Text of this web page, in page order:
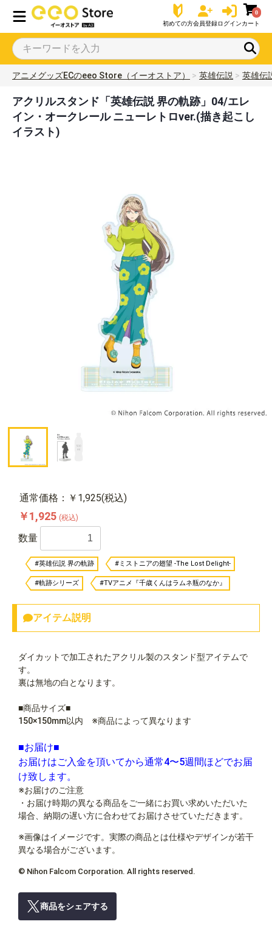
初めての方会員登録ログイン
0
カート
アニメグッズECのeeo Store（イーオストア） 英雄伝説 英雄伝
アクリルスタンド「英雄伝説 界の軌跡」04/エレ
イン・オークレール ニューレトロver.(描き起こし
イラスト)
通常価格：￥1,925(税込)
￥1,925 (税込)
数量
#英雄伝説 界の軌跡 #ミストニアの翅望 -The Lost Delight-
#軌跡シリーズ #TVアニメ『千歳くんはラムネ瓶のなか』
アイテム説明
ダイカットで加工されたアクリル製のスタンド型アイテムで
す。
裏は無地の白となります。
■商品サイズ■
150×150mm以内 ※商品によって異なります
■お届け■
お届けはご入金を頂いてから通常4〜5週間ほどでお届
け致します。
※お届けのご注意
・お届け時期の異なる商品をご一緒にお買い求めいただいた
場合、納期の遅い方に合わせてお届けさせていただきます。
※画像はイメージです。実際の商品とは仕様やデザインが若干
異なる場合がございます。
© Nihon Falcom Corporation. All rights reserved.
商品をシェアする